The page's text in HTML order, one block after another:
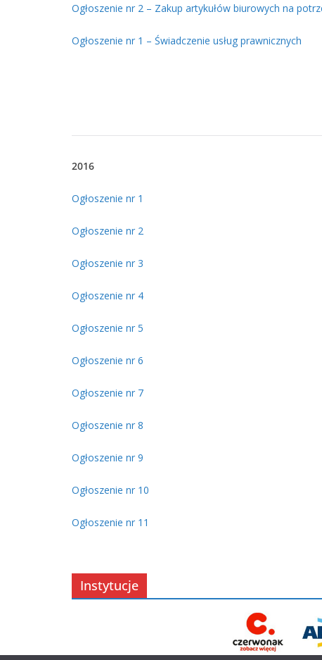
Ogłoszenie nr 2 – Zakup artykułów biurowych na
Ogłoszenie nr 1 – Świadczenie usług prawnicznych
2016
Ogłoszenie nr 1
Ogłoszenie nr 2
Ogłoszenie nr 3
Ogłoszenie nr 4
Ogłoszenie nr 5
Ogłoszenie nr 6
Ogłoszenie nr 7
Ogłoszenie nr 8
Ogłoszenie nr 9
Ogłoszenie nr 10
Ogłoszenie nr 11
Instytucje